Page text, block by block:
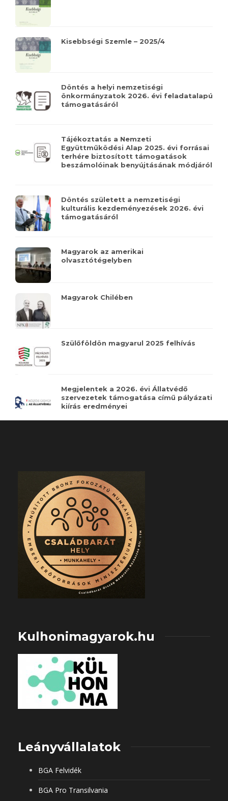
Kisebbségi Szemle – 2025/4
Döntés a helyi nemzetiségi
önkormányzatok 2026. évi feladatalapú
támogatásáról
Tájékoztatás a Nemzeti
Együttműködési Alap 2025. évi forrásai
terhére biztosított támogatások
beszámolóinak benyújtásának módjáról
Döntés született a nemzetiségi
kulturális kezdeményezések 2026. évi
támogatásáról
Magyarok az amerikai
olvasztótégelyben
Magyarok Chilében
Szülőföldön magyarul 2025 felhívás
Megjelentek a 2026. évi Állatvédő
szervezetek támogatása című pályázati
kiírás eredményei
Kulhonimagyarok.hu
Leányvállalatok
BGA Felvidék
BGA Pro Transilvania